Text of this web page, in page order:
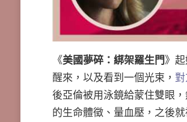
《美國夢碎：綁架羅生門》
醒來，以及看到一個光束，
後亞倫被用泳鏡給蒙住雙眼
的生命體徵、量血壓，之後